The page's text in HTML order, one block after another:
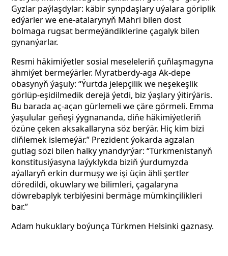
Gyzlar paýlaşdylar: käbir synpdaşlary uýalara göriplik
edýärler we ene-atalarynyň Mähri bilen dost
bolmaga rugsat bermeýändiklerine çagalyk bilen
gynanýarlar.
Resmi häkimiýetler sosial meseleleriň çuňlaşmagyna
ähmiýet bermeýärler. Myratberdy-aga Ak-depe
obasynyň ýaşuly: “Ýurtda jelepçilik we neşekeşlik
görlüp-eşidilmedik derejä ýetdi, biz ýaşlary ýitirýäris.
Bu barada aç-açan gürlemeli we çäre görmeli. Emma
ýaşulular geňeşi ýygnananda, diňe häkimiýetleriň
özüne çeken aksakallaryna söz berýär. Hiç kim bizi
diňlemek islemeýär.” Prezident ýokarda agzalan
gutlag sözi bilen halky ynandyrýar: “Türkmenistanyň
konstitusiýasyna laýyklykda biziň ýurdumyzda
aýallaryň erkin durmuşy we işi üçin ähli şertler
döredildi, okuwlary we bilimleri, çagalaryna
döwrebaplyk terbiýesini bermäge mümkinçilikleri
bar.”
Adam hukuklary boýunça Türkmen Helsinki gaznasy.